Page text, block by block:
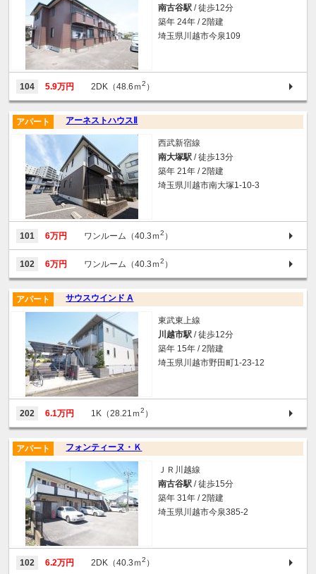
南古谷駅 / 徒歩12分
築年 24年 / 2階建
埼玉県川越市今泉109
104 5.9万円 2DK（48.6ｍ2 ）
アーネストハウスⅡ
アパート
西武新宿線
南大塚駅 / 徒歩13分
築年 21年 / 2階建
埼玉県川越市南大塚1-10-3
101 6万円 ワンルーム（40.3ｍ2 ）
102 6万円 ワンルーム（40.3ｍ2 ）
サウスウインド A
アパート
東武東上線
川越市駅 / 徒歩12分
築年 15年 / 2階建
埼玉県川越市野田町1-23-12
202 6.1万円 1K（28.21ｍ2 ）
フォンティーヌ・Ｋ
アパート
ＪＲ川越線
南古谷駅 / 徒歩15分
築年 31年 / 2階建
埼玉県川越市今泉385-2
102 6.2万円 2DK（40.3ｍ2 ）